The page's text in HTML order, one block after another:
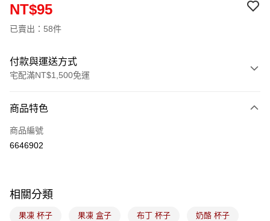
NT$95
已賣出：58件
付款與運送方式
宅配滿NT$1,500免運
信用卡一次付款
LINE Pay
商品特色
商品編號
6646902
相關分類
果凍 杯子 果凍 盒子 布丁 杯子 奶酪 杯子